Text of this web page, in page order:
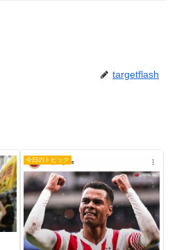
targetflash
今日のトピック